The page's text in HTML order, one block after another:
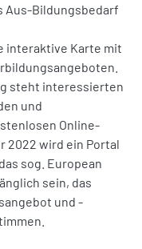
Aus-Bildungsbedarf
interaktive Karte mit
steht interessierten
und
Online-
2022 wird ein Portal
sog. European
sein, das
und -